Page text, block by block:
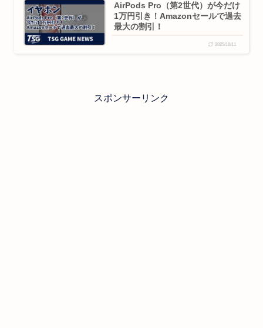
AirPods Pro（第2世代）が今だけ
1万円引き！Amazonセールで過去
最大の割引！
2025/10/11
スポンサーリンク